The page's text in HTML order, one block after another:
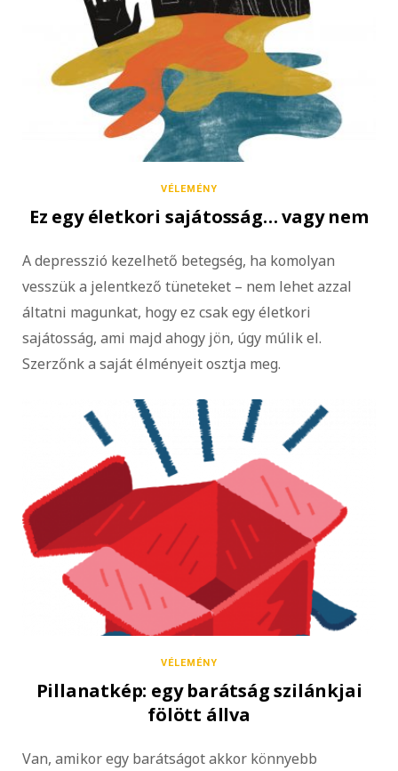
VÉLEMÉNY
Ez egy életkori sajátosság… vagy nem
A depresszió kezelhető betegség, ha komolyan
vesszük a jelentkező tüneteket – nem lehet azzal
áltatni magunkat, hogy ez csak egy életkori
sajátosság, ami majd ahogy jön, úgy múlik el.
Szerzőnk a saját élményeit osztja meg.
VÉLEMÉNY
Pillanatkép: egy barátság szilánkjai
fölött állva
Van, amikor egy barátságot akkor könnyebb